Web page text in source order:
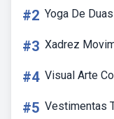
#2 Yoga De
#3 Xadrez
#4 Visual Arte
#5 Vestimentas